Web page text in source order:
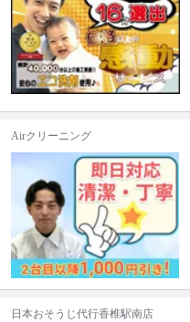
Airクリーニング
日本おそうじ代行香椎駅南店